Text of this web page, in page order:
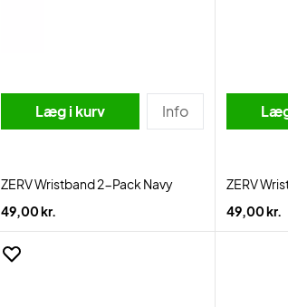
Læg i kurv Info
ZERV Wristband 2-Pack Navy
49,00 kr.
ZERV
49,00 kr.